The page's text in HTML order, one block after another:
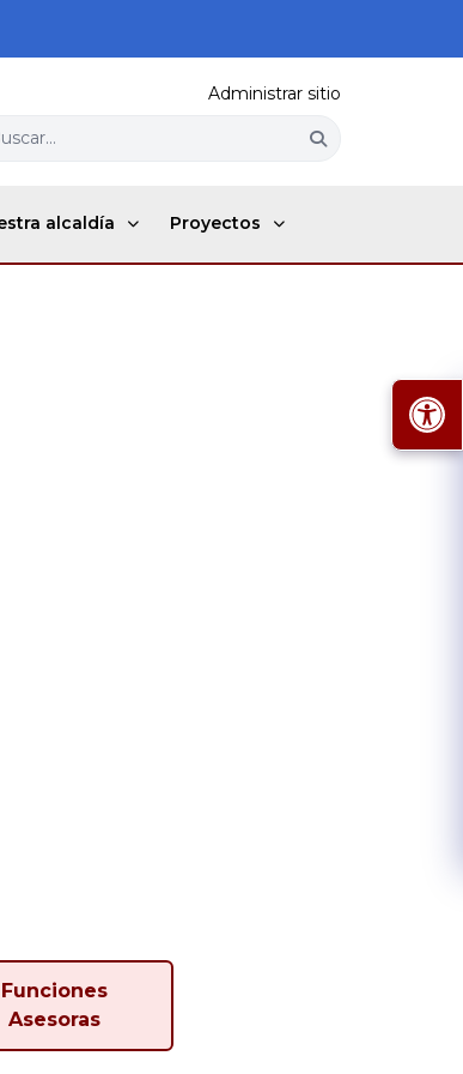
Administrar sitio
alcaldía Proyectos
Funciones
Asesoras